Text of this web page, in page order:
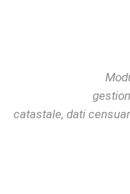
catastale, dati